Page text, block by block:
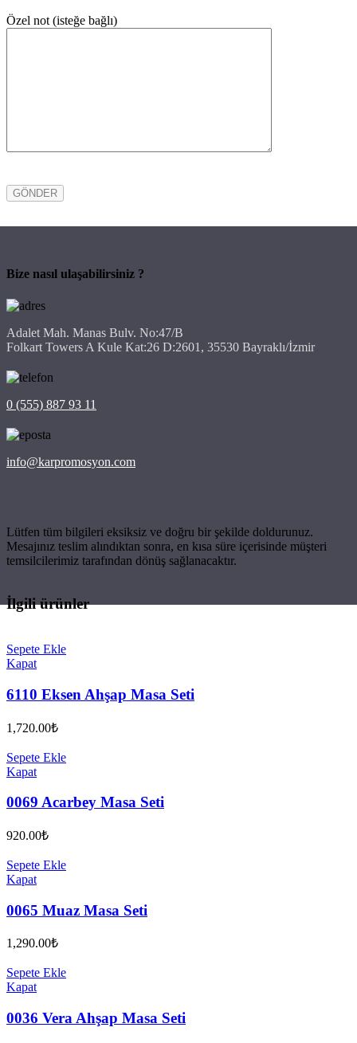
Özel not (isteğe bağlı)
Bize nasıl ulaşabilirsiniz ?
Adalet Mah. Manas Bulv. No:47/B
Folkart Towers A Kule Kat:26 D:2601, 35530 Bayraklı/İzmir
0 (555) 887 93 11
info@karpromosyon.com
Lütfen tüm bilgileri eksiksiz ve doğru bir şekilde doldurunuz.
Mesajınız teslim alındıktan sonra, en kısa süre içerisinde müşteri
temsilcilerimiz tarafından dönüş sağlanacaktır.
İlgili ürünler
Sepete Ekle
Kapat
6110 Eksen Ahşap Masa Seti
1,720.00₺
Sepete Ekle
Kapat
0069 Acarbey Masa Seti
920.00₺
Sepete Ekle
Kapat
0065 Muaz Masa Seti
1,290.00₺
Sepete Ekle
Kapat
0036 Vera Ahşap Masa Seti